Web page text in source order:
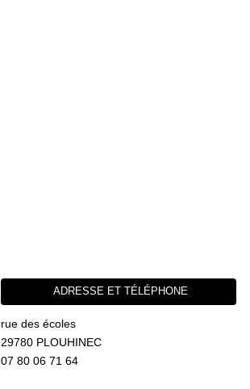
ADRESSE ET TÉLÉPHONE
rue des écoles
29780 PLOUHINEC
07 80 06 71 64